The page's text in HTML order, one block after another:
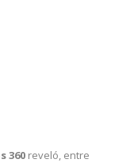
360 reveló, entre